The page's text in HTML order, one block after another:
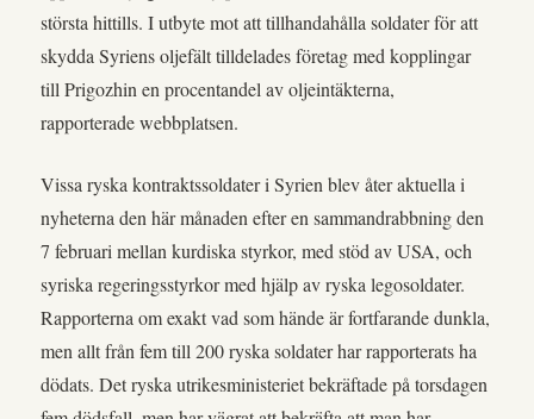
största hittills. I utbyte mot att tillhandahålla soldater för att
skydda Syriens oljefält tilldelades företag med kopplingar
till Prigozhin en procentandel av oljeintäkterna,
rapporterade webbplatsen.
Vissa ryska kontraktssoldater i Syrien blev åter aktuella i
nyheterna den här månaden efter en sammandrabbning den
7 februari mellan kurdiska styrkor, med stöd av USA, och
syriska regeringsstyrkor med hjälp av ryska legosoldater.
Rapporterna om exakt vad som hände är fortfarande dunkla,
men allt från fem till 200 ryska soldater har rapporterats ha
dödats. Det ryska utrikesministeriet bekräftade på torsdagen